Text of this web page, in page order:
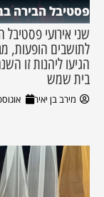
פסטיבל הבירה
שני אירועי פסטיבל
לתושבים הופעות,
הגיעו ליהנות זו
בית שמש
מירב בן יאיר אוגוסט 4,